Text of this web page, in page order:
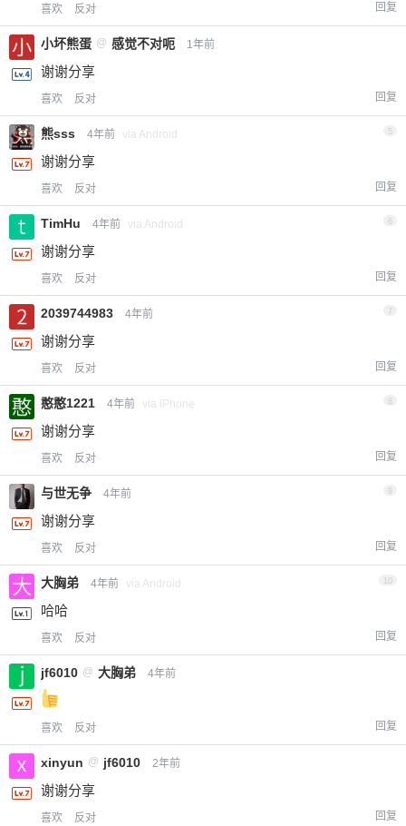
喜欢 反对 回复
小坏熊蛋 @ 感觉不对呃 1年前
谢谢分享
喜欢 反对 回复
熊sss 4年前 via Android 5
谢谢分享
喜欢 反对 回复
TimHu 4年前 via Android 6
谢谢分享
喜欢 反对 回复
2039744983 4年前 7
谢谢分享
喜欢 反对 回复
憨憨1221 4年前 via iPhone
谢谢分享
喜欢 反对 回复
与世无争 4年前 9
谢谢分享
喜欢 反对 回复
大胸弟 4年前 via Android 10
哈哈
喜欢 反对 回复
jf6010 @ 大胸弟 4年前
喜欢 反对 回复
xinyun @ jf6010 2年前
谢谢分享
喜欢 反对 回复